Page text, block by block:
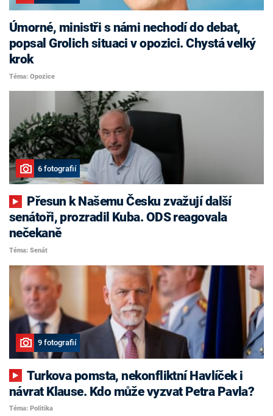
Úmorné, ministři s námi nechodí do debat,
popsal Grolich situaci v opozici. Chystá velký
krok
Téma: Opozice
6 fotografií
senátoři, prozradil Kuba. ODS reagovala
nečekaně
Téma: Senát
9 fotografií
Turkova pomsta, nekonfliktní Havlíček i
návrat Klause. Kdo může vyzvat Petra Pavla?
Téma: Politika